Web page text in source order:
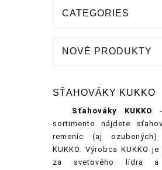
CATEGORIES
NOVÉ PRODUKTY
SŤAHOVÁKY KUKKO
Sťahováky KUKKO -
sortimente nájdete
remeníc (aj
KUKKO. Výrobca KUKKO
za svetového lídra a